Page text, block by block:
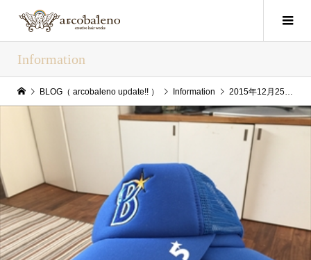
Information
BLOG（ arcobaleno update!! ） Information 2015年12月25日（Fri） arcobaleno update!!